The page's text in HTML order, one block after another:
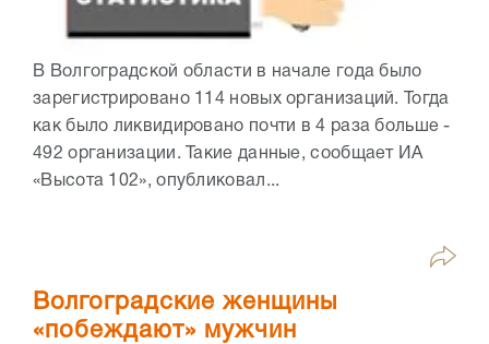
В Волгоградской области в начале года было
зарегистрировано 114 новых организаций. Тогда
как было ликвидировано почти в 4 раза больше -
492 организации. Такие данные, сообщает ИА
«Высота 102», опубликовал...
Волгоградские женщины
«побеждают» мужчин